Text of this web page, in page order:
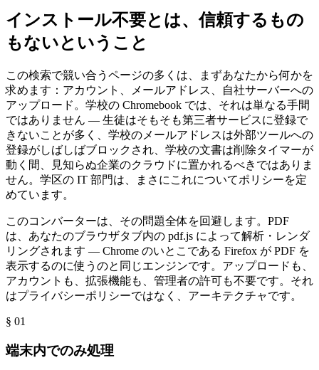
インストール不要とは、信頼するもの
もないということ
この検索で競い合うページの多くは、まずあなたから何かを
求めます：アカウント、メールアドレス、自社サーバーへの
アップロード。学校の Chromebook では、それは単なる手間
ではありません — 生徒はそもそも第三者サービスに登録で
きないことが多く、学校のメールアドレスは外部ツールへの
登録がしばしばブロックされ、学校の文書は削除タイマーが
動く間、見知らぬ企業のクラウドに置かれるべきではありま
せん。学区の IT 部門は、まさにこれについてポリシーを定
めています。
このコンバーターは、その問題全体を回避します。PDF
は、あなたのブラウザタブ内の pdf.js によって解析・レンダ
リングされます — Chrome のいとこである Firefox が PDF を
表示するのに使うのと同じエンジンです。アップロードも、
アカウントも、拡張機能も、管理者の許可も不要です。それ
はプライバシーポリシーではなく、アーキテクチャです。
§ 01
端末内でのみ処理